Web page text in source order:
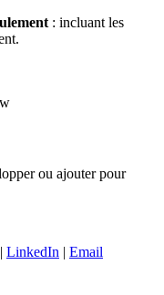
: incluant les
ou ajouter pour
| LinkedIn | Email